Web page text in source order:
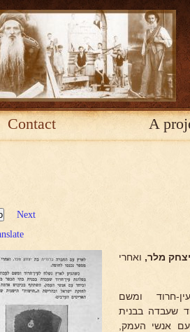
Contact A
Next
יצחק מלר, ואחרי
חרוד ומשם
שעבדה בבנית
אנשי העמק,